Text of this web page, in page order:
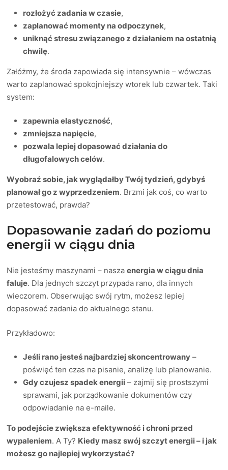
rozłożyć zadania w czasie,
zaplanować momenty na odpoczynek,
uniknąć stresu związanego z działaniem na ostatnią
chwilę.
Załóżmy, że środa zapowiada się intensywnie – wówczas
warto zaplanować spokojniejszy wtorek lub czwartek. Taki
system:
zapewnia elastyczność,
zmniejsza napięcie,
pozwala lepiej dopasować działania do
długofalowych celów.
Wyobraź sobie, jak wyglądałby Twój tydzień, gdybyś
planował go z wyprzedzeniem. Brzmi jak coś, co warto
przetestować, prawda?
Dopasowanie zadań do poziomu
energii w ciągu dnia
Nie jesteśmy maszynami – naszaenergia w ciągu dnia
faluje. Dla jednych szczyt przypada rano, dla innych
wieczorem. Obserwując swój rytm, możesz lepiej
dopasować zadania do aktualnego stanu.
Przykładowo:
Jeśli rano jesteś najbardziej skoncentrowany –
poświęć ten czas na pisanie, analizę lub planowanie.
Gdy czujesz spadek energii – zajmij się prostszymi
sprawami, jak porządkowanie dokumentów czy
odpowiadanie na e-maile.
To podejście zwiększa efektywność i chroni przed
wypaleniem. A Ty? Kiedy masz swój szczyt energii – i jak
możesz go najlepiej wykorzystać?